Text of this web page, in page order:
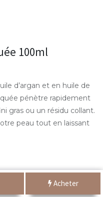
Acheter
100ml
d’argan et en huile de
pénètre rapidement
gras ou un résidu collant.
peau tout en laissant